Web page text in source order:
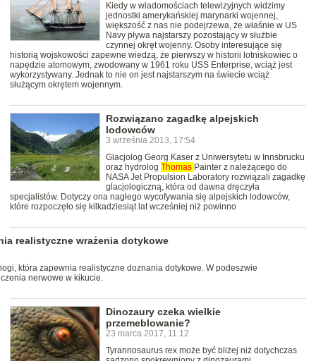
Kiedy w wiadomościach telewizyjnych widzimy
jednostki amerykańskiej marynarki wojennej,
większość z nas nie podejrzewa, że właśnie w US
Navy pływa najstarszy pozostający w służbie
czynnej okręt wojenny. Osoby interesujące się
historią wojskowości zapewne wiedzą, że pierwszy w historii lotniskowiec o
napędzie atomowym, zwodowany w 1961 roku USS Enterprise, wciąż jest
wykorzystywany. Jednak to nie on jest najstarszym na świecie wciąż
służącym okrętem wojennym.
Rozwiązano zagadkę alpejskich
lodowców
3 września 2013, 17:54
Glacjolog Georg Kaser z Uniwersytetu w Innsbrucku
oraz hydrolog Thomas Painter z należącego do
NASA Jet Propulsion Laboratory rozwiązali zagadkę
glacjologiczną, która od dawna dręczyła
specjalistów. Dotyczy ona nagłego wycofywania się alpejskich lodowców,
które rozpoczęło się kilkadziesiąt lat wcześniej niż powinno
realistyczne wrażenia dotykowe
która zapewnia realistyczne doznania dotykowe. W podeszwie
nerwowe w kikucie.
Dinozaury czeka wielkie
przemeblowanie?
23 marca 2017, 11:12
Tyrannosaurus rex może być bliżej niż dotychczas